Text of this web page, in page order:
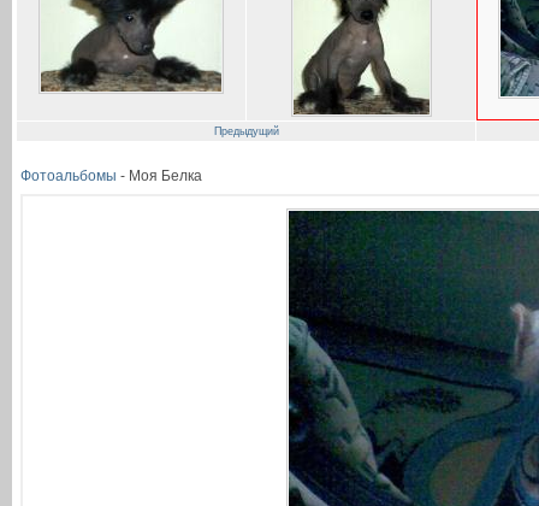
Предыдущий
Фотоальбомы - Моя Белка